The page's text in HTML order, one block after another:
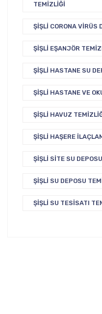
TEMIZLIĞI
ŞIŞLI CORONA VIRÜS
ŞIŞLI EŞANJÖR
ŞIŞLI HASTANE SU
ŞIŞLI HASTANE VE
ŞIŞLI HAVUZ
ŞIŞLI HAŞERE
ŞIŞLI SITE SU
ŞIŞLI SU DEPOSU
ŞIŞLI SU TESISATI